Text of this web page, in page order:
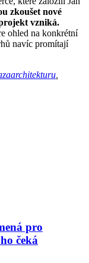
zkoušet nové
vzniká.
ohled na konkrétní
navíc promítají
pro
čeká